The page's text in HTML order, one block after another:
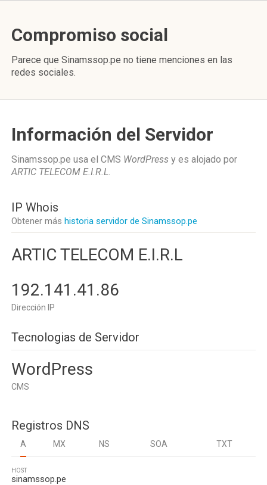
Compromiso social
Parece que Sinamssop.pe no tiene menciones en las
redes sociales.
Información del Servidor
Sinamssop.pe usa el CMS WordPress y es alojado por
ARTIC TELECOM E.I.R.L.
IP Whois
Obtener más historia servidor de Sinamssop.pe
ARTIC TELECOM E.I.R.L
192.141.41.86
Dirección IP
Tecnologias de Servidor
WordPress
CMS
Registros DNS
A MX NS SOA TXT
HOST
sinamssop.pe